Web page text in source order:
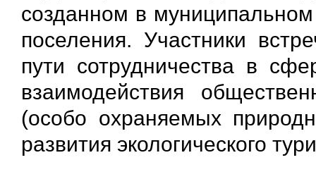
созданном в
поселения. Участники
пути сотрудничества в
взаимодействия
(особо охраняемых
развития экологического